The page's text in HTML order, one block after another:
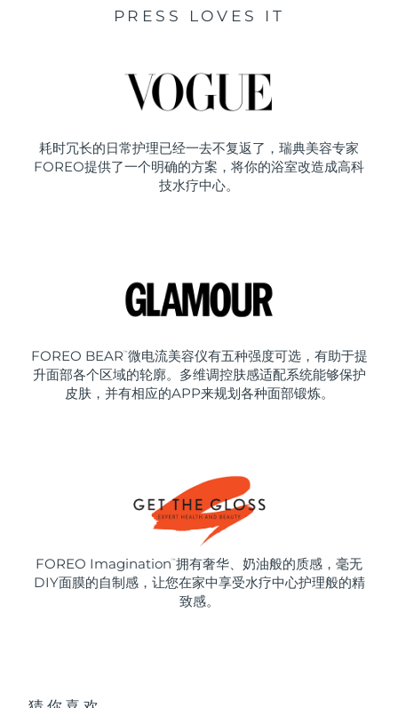
PRESS LOVES IT
耗时冗长的日常护理已经一去不复返了，瑞典美容专家
FOREO提供了一个明确的方案，将你的浴室改造成高科
技水疗中心。
FOREO BEAR ™ 微电流美容仪有五种强度可选，有助于提
升面部各个区域的轮廓。多维调控肤感适配系统能够保护
皮肤，并有相应的APP来规划各种面部锻炼。
FOREO Imagination ™ 拥有奢华、奶油般的质感，毫无
DIY面膜的自制感，让您在家中享受水疗中心护理般的精
致感。